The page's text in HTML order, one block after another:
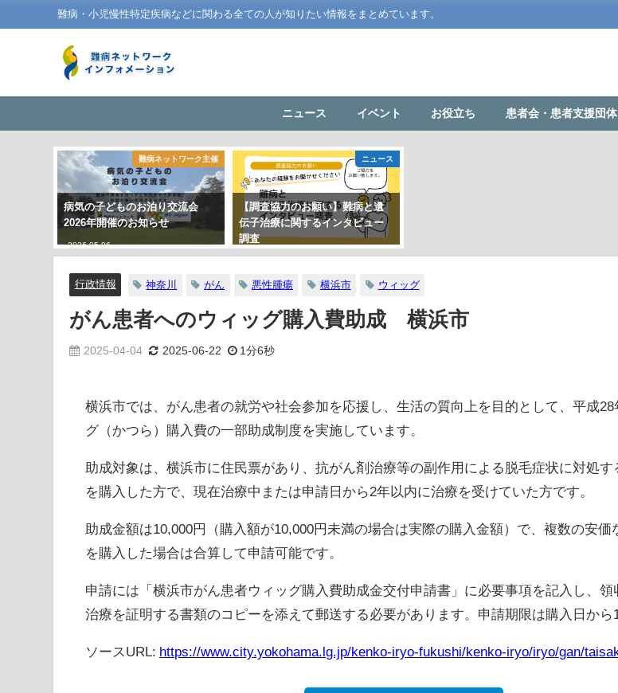
難病・小児慢性特定疾病などに関わる全ての人が知りたい情報をまとめています。
ニュース イベント お役立ち 患者会・患者支援団体
難病ネットワーク主催
病気の子どものお泊り交流会
2026年開催のお知らせ
2026-05-06
ニュース
【調査協力のお願い】難病と遺
伝子治療に関するインタビュー
調査
行政情報 神奈川 がん 悪性腫瘍 横浜市 ウィッグ
がん患者へのウィッグ購入費助成 横浜市
2025-04-04 2025-06-22 1分6秒
横浜市では、がん患者の就労や社会参加を応援し、生活の質向上を目的として、平成28
グ（かつら）購入費の一部助成制度を実施しています。
助成対象は、横浜市に住民票があり、抗がん剤治療等の副作用による脱毛症状に対処
を購入した方で、現在治療中または申請日から2年以内に治療を受けていた方です。
助成金額は10,000円（購入額が10,000円未満の場合は実際の購入金額）で、複数の安価
を購入した場合は合算して申請可能です。
申請には「横浜市がん患者ウィッグ購入費助成金交付申請書」に必要事項を記入し、領
治療を証明する書類のコピーを添えて郵送する必要があります。申請期限は購入日から
ソースURL: https://www.city.yokohama.lg.jp/kenko-iryo-fukushi/kenko-iryo/iryo/gan/